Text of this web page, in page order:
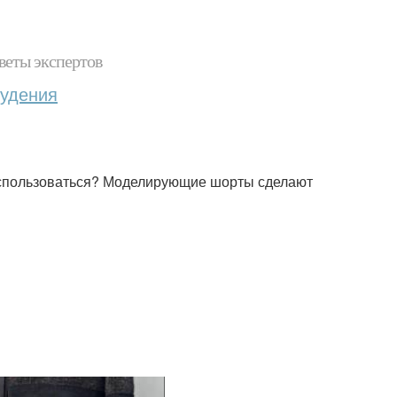
экспертов
Моделирующие шорты сделают